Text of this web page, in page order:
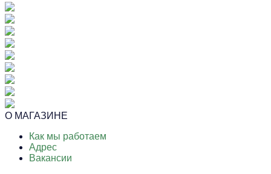
О МАГАЗИНЕ
Как мы работаем
Адрес
Вакансии